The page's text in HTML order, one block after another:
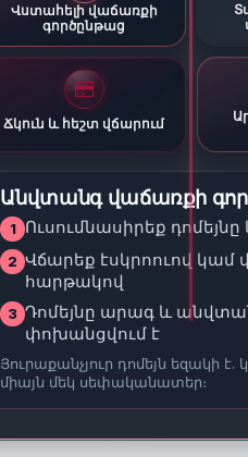
Վստահելի վաճառքի
գործընթաց
Ճկուն և հեշտ վճարում
Անվտանգ վաճառքի
1 Ուսումնասիրեք
2 Վճարեք էսկրոուով կամ
հարթակով
3 Դոմեյնը արագ և
փոխանցվում է
Յուրաքանչյուր դոմեյն եզակի է.
միայն մեկ սեփականատեր։